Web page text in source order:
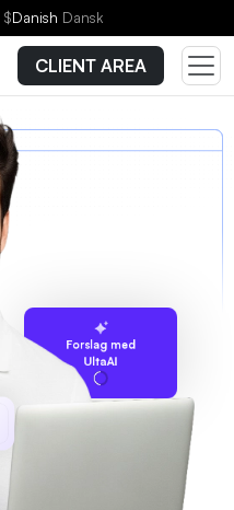
$Danish Dansk
CLIENT AREA
Forslag med
UltaAI